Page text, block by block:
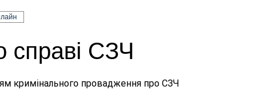
справі СЗЧ
кримінального провадження про СЗЧ